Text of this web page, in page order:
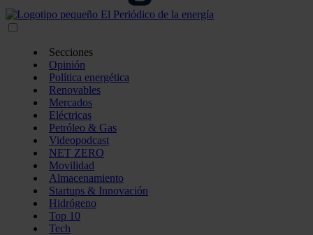
Secciones
Opinión
Política energética
Renovables
Mercados
Eléctricas
Petróleo & Gas
Videopodcast
NET ZERO
Movilidad
Almacenamiento
Startups & Innovación
Hidrógeno
Top 10
Tech